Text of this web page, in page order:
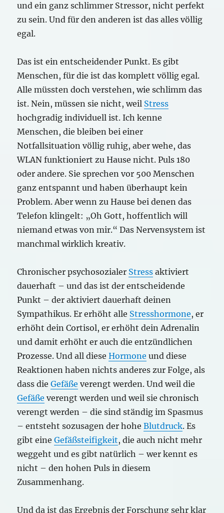
und ein ganz schlimmer Stressor, nicht perfekt
zu sein. Und für den anderen ist das alles völlig
egal.
Das ist ein entscheidender Punkt. Es gibt
Menschen, für die ist das komplett völlig egal.
Alle müssten doch verstehen, wie schlimm das
ist. Nein, müssen sie nicht, weil Stress
hochgradig individuell ist. Ich kenne
Menschen, die bleiben bei einer
Notfallsituation völlig ruhig, aber wehe, das
WLAN funktioniert zu Hause nicht. Puls 180
oder andere. Sie sprechen vor 500 Menschen
ganz entspannt und haben überhaupt kein
Problem. Aber wenn zu Hause bei denen das
Telefon klingelt: „Oh Gott, hoffentlich will
niemand etwas von mir.“ Das Nervensystem ist
manchmal wirklich kreativ.
Chronischer psychosozialer Stress aktiviert
dauerhaft – und das ist der entscheidende
Punkt – der aktiviert dauerhaft deinen
Sympathikus. Er erhöht alle Stresshormone, er
erhöht dein Cortisol, er erhöht dein Adrenalin
und damit erhöht er auch die entzündlichen
Prozesse. Und all dieseHormone und diese
Reaktionen haben nichts anderes zur Folge, als
dass dieGefäße verengt werden. Und weil die
Gefäße verengt werden und weil sie chronisch
verengt werden – die sind ständig im Spasmus
– entsteht sozusagen der hoheBlutdruck. Es
gibt eineGefäßsteifigkeit, die auch nicht mehr
weggeht und es gibt natürlich – wer kennt es
nicht – den hohen Puls in diesem
Zusammenhang.
Und da ist das Ergebnis der Forschung sehr klar